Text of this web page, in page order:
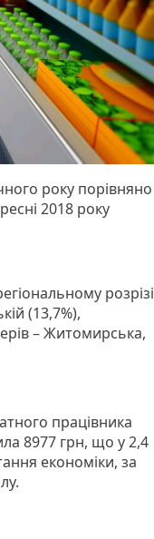
року порівняно
2018 року
розрізі
(13,7%),
– Житомирська,
працівника
8977 грн, що у 2,4
економіки, за